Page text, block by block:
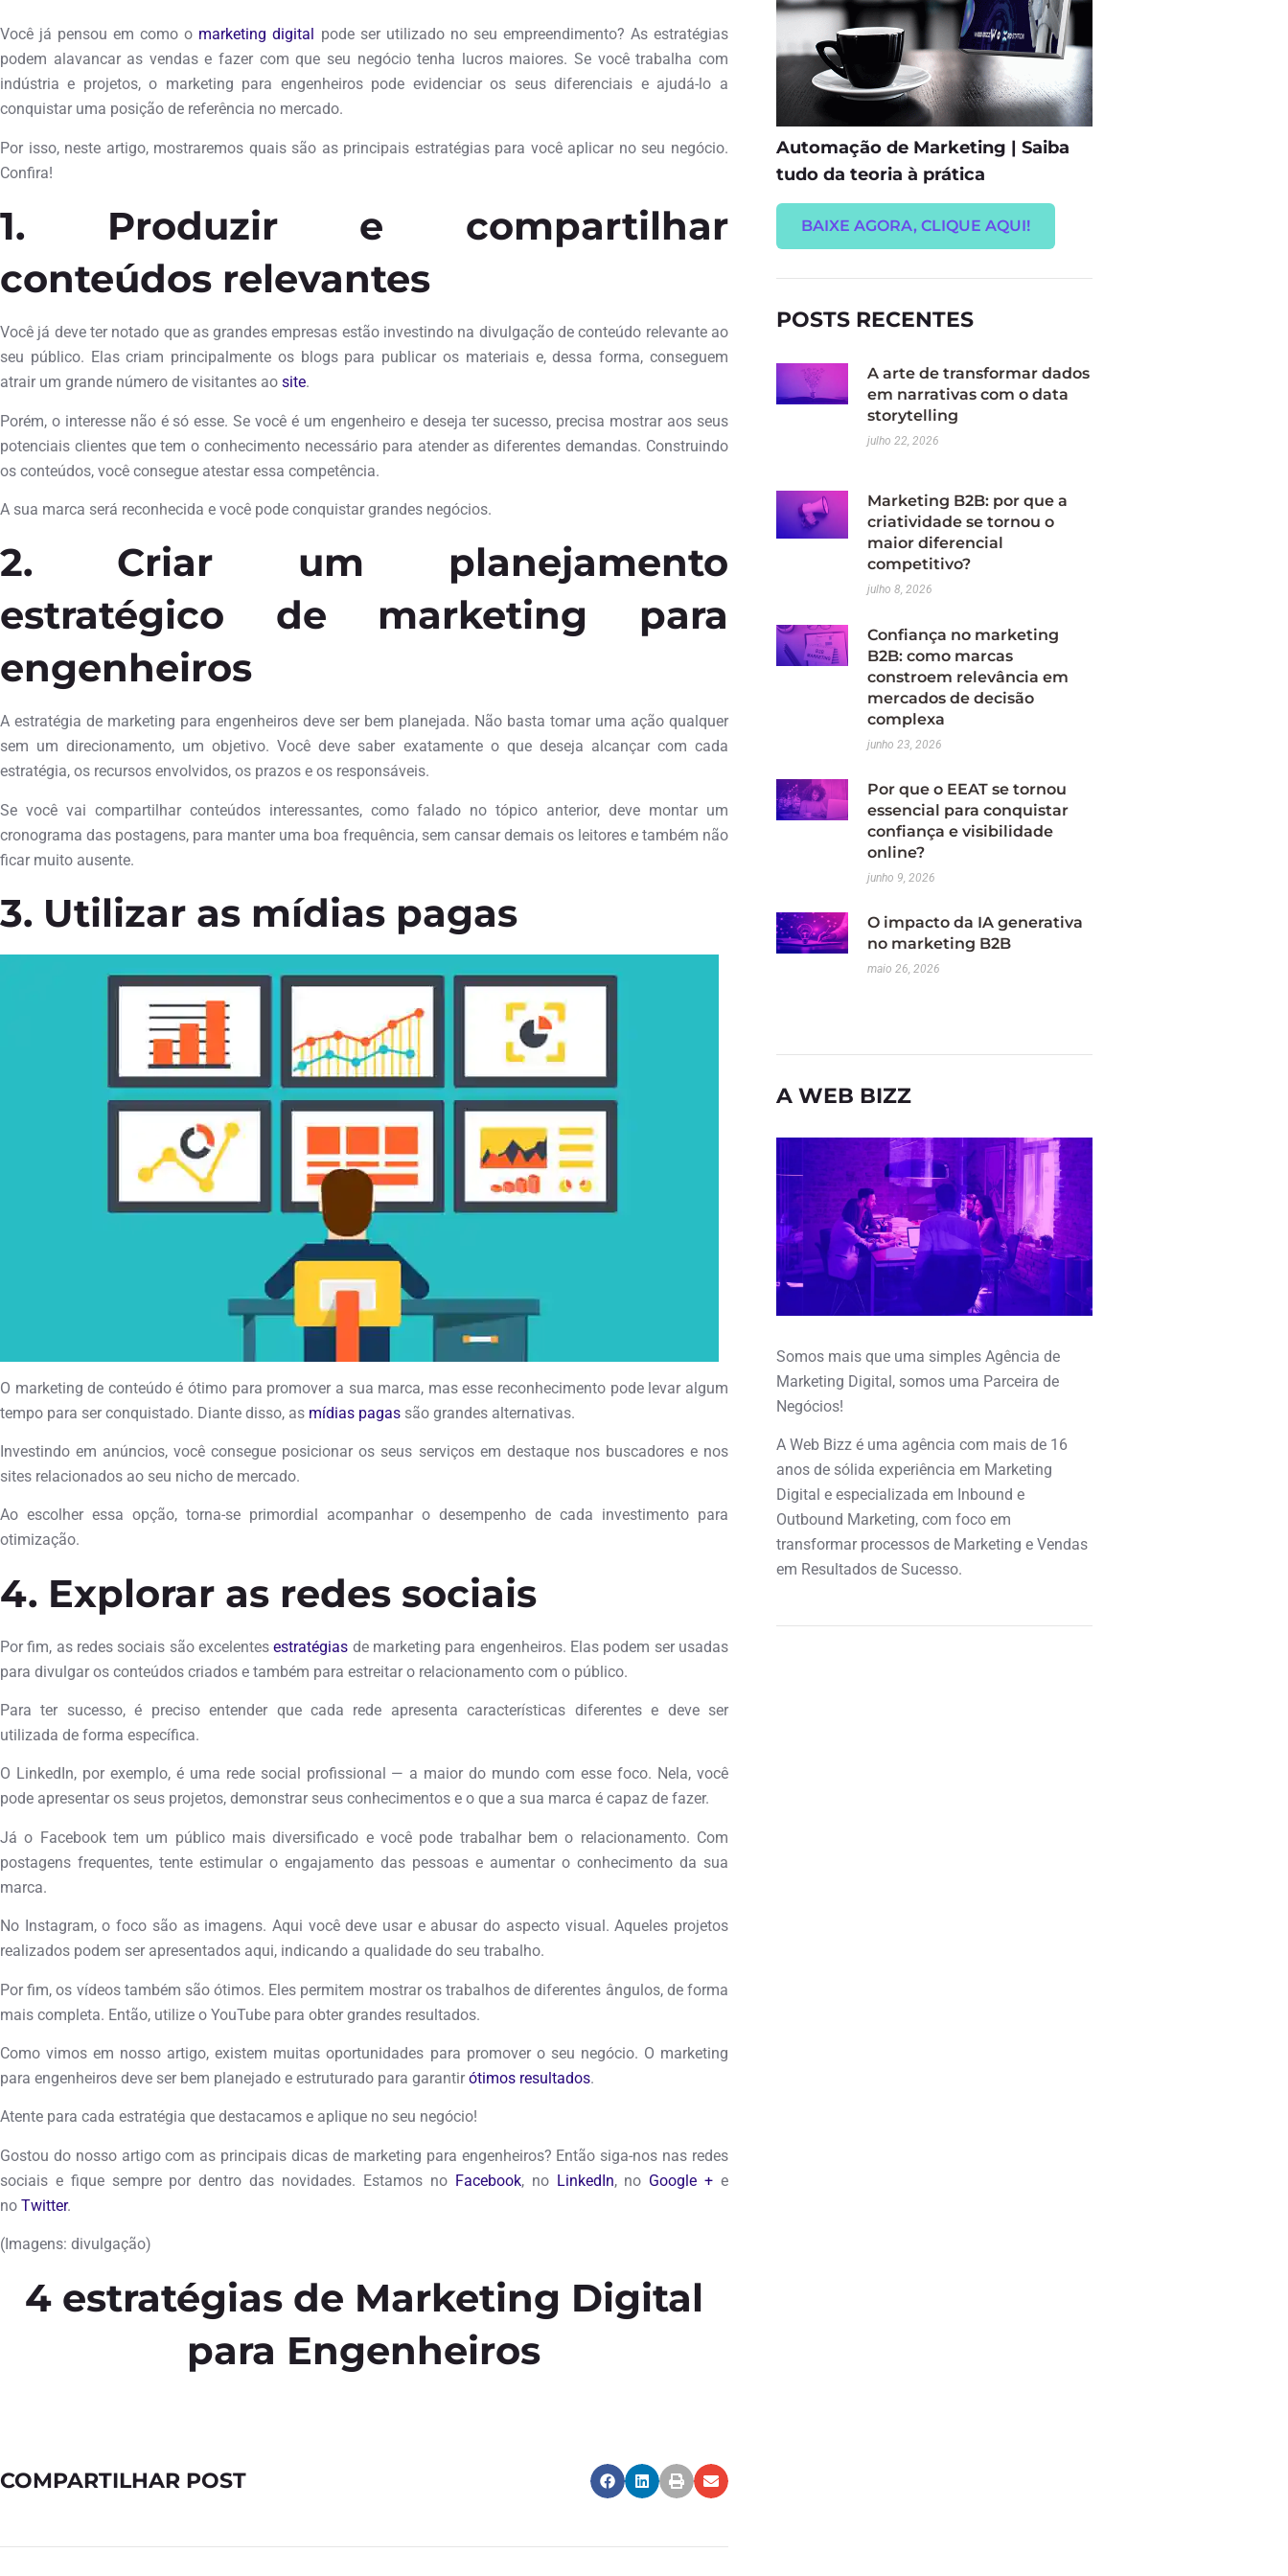
Você já pensou em como o marketing digital
pode ser utilizado no seu empreendimento? As estratégias
podem alavancar as vendas e fazer com que seu negócio tenha lucros maiores. Se você trabalha com
indústria e projetos, o marketing para engenheiros pode evidenciar os seus diferenciais e ajudá-lo a
conquistar uma posição de referência no mercado.
Por isso, neste artigo, mostraremos quais são as principais estratégias para você aplicar no seu negócio.
Confira!
1. Produzir e compartilhar
conteúdos relevantes
Você já deve ter notado que as grandes empresas estão investindo na divulgação de conteúdo relevante ao
seu público. Elas criam principalmente os blogs para publicar os materiais e, dessa forma, conseguem
atrair um grande número de visitantes ao site.
Porém, o interesse não é só esse. Se você é um engenheiro e deseja ter sucesso, precisa mostrar aos seus
potenciais clientes que tem o conhecimento necessário para atender as diferentes demandas. Construindo
os conteúdos, você consegue atestar essa competência.
A sua marca será reconhecida e você pode conquistar grandes negócios.
2. Criar um planejamento
estratégico de marketing para
engenheiros
A estratégia de marketing para engenheiros deve ser bem planejada. Não basta tomar uma ação qualquer
sem um direcionamento, um objetivo. Você deve saber exatamente o que deseja alcançar com cada
estratégia, os recursos envolvidos, os prazos e os responsáveis.
Se você vai compartilhar conteúdos interessantes, como falado no tópico anterior, deve montar um
cronograma das postagens, para manter uma boa frequência, sem cansar demais os leitores e também não
ficar muito ausente.
3. Utilizar as mídias pagas
O marketing de conteúdo é ótimo para promover a sua marca, mas esse reconhecimento pode levar algum
tempo para ser conquistado. Diante disso, as mídias pagas são grandes alternativas.
Investindo em anúncios, você consegue posicionar os seus serviços em destaque nos buscadores e nos
sites relacionados ao seu nicho de mercado.
Ao escolher essa opção, torna-se primordial acompanhar o desempenho de cada investimento para
otimização.
4. Explorar as redes sociais
Por fim, as redes sociais são excelentesestratégias de marketing para engenheiros. Elas podem ser usadas
para divulgar os conteúdos criados e também para estreitar o relacionamento com o público.
Para ter sucesso, é preciso entender que cada rede apresenta características diferentes e deve ser
utilizada de forma específica.
O LinkedIn, por exemplo, é uma rede social profissional — a maior do mundo com esse foco. Nela, você
pode apresentar os seus projetos, demonstrar seus conhecimentos e o que a sua marca é capaz de fazer.
Já o Facebook tem um público mais diversificado e você pode trabalhar bem o relacionamento. Com
postagens frequentes, tente estimular o engajamento das pessoas e aumentar o conhecimento da sua
marca.
No Instagram, o foco são as imagens. Aqui você deve usar e abusar do aspecto visual. Aqueles projetos
realizados podem ser apresentados aqui, indicando a qualidade do seu trabalho.
Por fim, os vídeos também são ótimos. Eles permitem mostrar os trabalhos de diferentes ângulos, de forma
mais completa. Então, utilize o YouTube para obter grandes resultados.
Como vimos em nosso artigo, existem muitas oportunidades para promover o seu negócio. O marketing
para engenheiros deve ser bem planejado e estruturado para garantirótimos resultados.
Atente para cada estratégia que destacamos e aplique no seu negócio!
Gostou do nosso artigo com as principais dicas de marketing para engenheiros? Então siga-nos nas redes
sociais e fique sempre por dentro das novidades. Estamos no Facebook, no LinkedIn, no Google + e
no Twitter.
(Imagens: divulgação)
4 estratégias de Marketing Digital
para Engenheiros
COMPARTILHAR POST
Automação de Marketing | Saiba
tudo da teoria à prática
BAIXE AGORA, CLIQUE AQUI!
POSTS RECENTES
A arte de transformar dados
em narrativas com o data
storytelling
julho 22, 2026
Marketing B2B: por que a
criatividade se tornou o
maior diferencial
competitivo?
julho 8, 2026
Confiança no marketing
B2B: como marcas
constroem relevância em
mercados de decisão
complexa
junho 23, 2026
Por que o EEAT se tornou
essencial para conquistar
confiança e visibilidade
online?
junho 9, 2026
O impacto da IA generativa
no marketing B2B
maio 26, 2026
A WEB BIZZ
Somos mais que uma simples Agência de
Marketing Digital, somos uma Parceira de
Negócios!
A Web Bizz é uma agência com mais de 16
anos de sólida experiência em Marketing
Digital e especializada em Inbound e
Outbound Marketing, com foco em
transformar processos de Marketing e Vendas
em Resultados de Sucesso.